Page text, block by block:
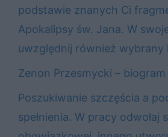
podstawie znanych Ci
Apokalipsy św. Jana. W
uwzględnij również wybrany
Zenon Przesmycki – biogram
Poszukiwanie szczęścia a
spełnienia. W pracy odwołaj